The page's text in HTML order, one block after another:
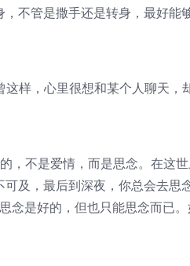
，不管是撒手还是转身，最好能
，心里很想和某个人聊天，
不是爱情，而是思念。在这世
及，最后到深夜，你总会去
念是好的，但也只能思念而已